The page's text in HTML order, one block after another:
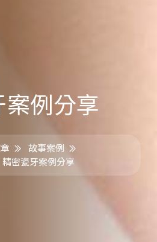
例分享
故事案例
精密瓷牙案例分享